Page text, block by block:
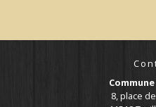
8, place